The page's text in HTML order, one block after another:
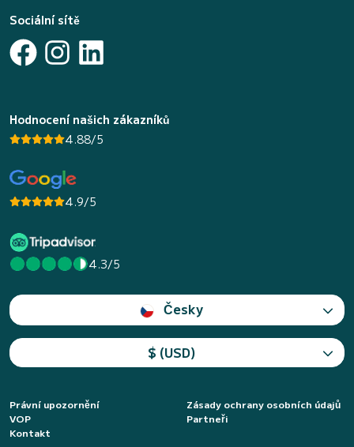
Sociální sítě
Hodnocení našich zákazníků
4.88/5
4.9/5
4.3/5
Česky
$ (USD)
Právní upozornění
Zásady ochrany osobních údajů
VOP
Partneři
Kontakt